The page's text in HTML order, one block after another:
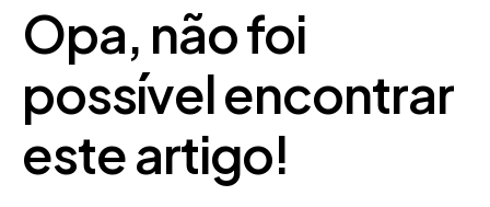
Opa, não foi
possível encontrar
este artigo!